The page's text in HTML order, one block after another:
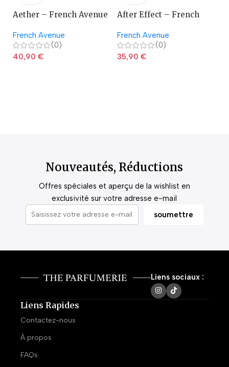
Aether – French Avenue
French Avenue
(0)
40,90 €
After Effect – French
French Avenue
(0)
35,90 €
Nouveautés, Réductions
Offres spéciales et aperçu de la wishlist en
exclusivité sur votre adresse e-mail
Liens sociaux :
Liens Rapides
Contactez-nous
À propos
FAQs